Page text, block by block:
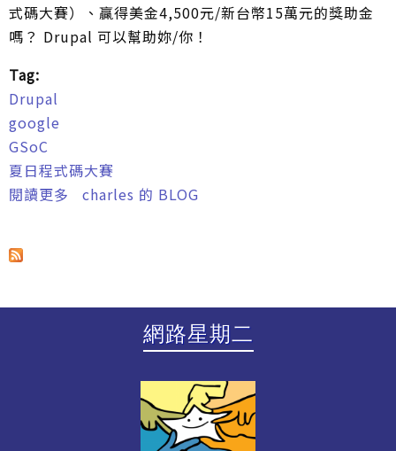
式碼大賽）、贏得美金4,500元/新台幣15萬元的獎助金
嗎？ Drupal 可以幫助妳/你！
Tag:
Drupal
google
GSoC
夏日程式碼大賽
閱讀更多 關於邀請並協助妳/你參加 Google Summer of
charles 的 BLOG
網路星期二